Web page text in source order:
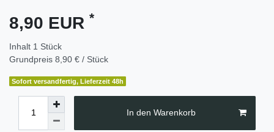
8,90 EUR *
Inhalt 1 Stück
Grundpreis 8,90 € / Stück
Sofort versandfertig, Lieferzeit 48h
In den Warenkorb